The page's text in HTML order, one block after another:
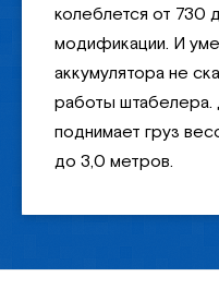
колеблется от 730
модификации. И
аккумулятора не
работы штабелера.
поднимает груз
до 3,0 метров.